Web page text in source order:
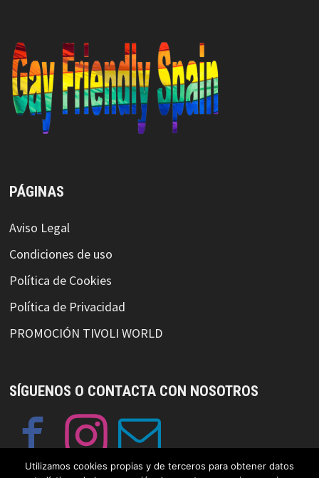
PÁGINAS
Aviso Legal
Condiciones de uso
Política de Cookies
Política de Privacidad
PROMOCIÓN TIVOLI WORLD
SÍGUENOS O CONTACTA CON NOSOTROS
Utilizamos cookies propias y de terceros para obtener datos